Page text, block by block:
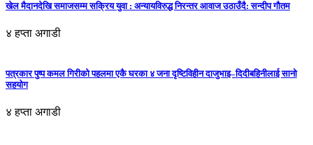
खेल मैदानदेखि समाजसम्म सक्रिय युवा : अन्यायविरुद्ध निरन्तर आवाज उठाउँदै: सन्दीप गौतम
४ हप्ता अगाडी
पत्रकार पुष्प कमल गिरीको पहलमा एकै घरका ४ जना दृष्टिविहीन दाजुभाइ–दिदीबहिनीलाई सानो
सहयोग
४ हप्ता अगाडी